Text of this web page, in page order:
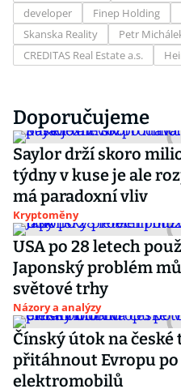
developer
Finep Holding
Skanska Reality
Petr
CREDITAS Real Estate a.s.
Doporučujeme
Saylor drží skoro
týdny v kuse je ale
má paradoxní vliv
Kryptoměny
USA po 28 letech
Japonský problém
světové trhy
Názory a analýzy
Čínský útok na
přitáhnout Evropu
elektromobilů